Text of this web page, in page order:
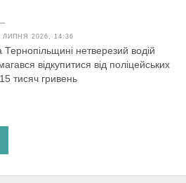
ЛИПНЯ 2026, 14:36
Тернопільщині нетверезий водій
відкупитися від поліцейських
тисяч гривень